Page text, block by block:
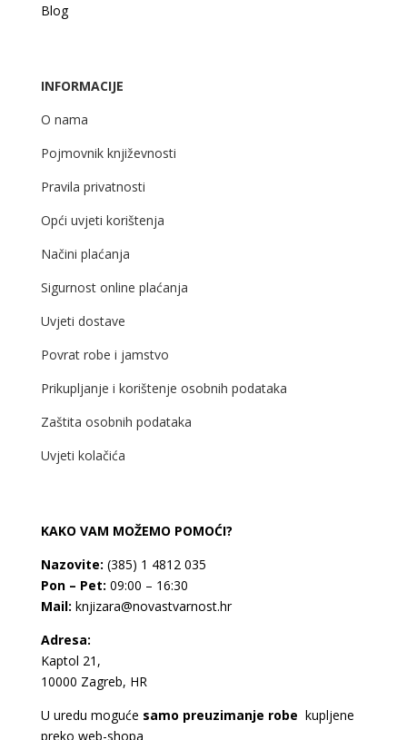
Blog
INFORMACIJE
O nama
Pojmovnik književnosti
Pravila privatnosti
Opći uvjeti korištenja
Načini plaćanja
Sigurnost online plaćanja
Uvjeti dostave
Povrat robe i jamstvo
Prikupljanje i korištenje osobnih podataka
Zaštita osobnih podataka
Uvjeti kolačića
KAKO VAM MOŽEMO POMOĆI?
Nazovite: (385) 1 4812 035
Pon – Pet: 09:00 – 16:30
Mail: knjizara@novastvarnost.hr
Adresa:
Kaptol 21,
10000 Zagreb, HR
U uredu moguće samo preuzimanje robe kupljene
preko web-shopa